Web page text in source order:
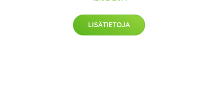
LISÄTIETOJA